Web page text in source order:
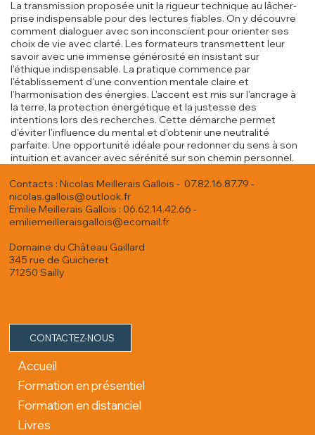
La transmission proposée unit la rigueur technique au lâcher-
prise indispensable pour des lectures fiables. On y découvre
comment dialoguer avec son inconscient pour orienter ses
choix de vie avec clarté. Les formateurs transmettent leur
savoir avec une immense générosité en insistant sur
l'éthique indispensable. La pratique commence par
l'établissement d'une convention mentale claire et
l'harmonisation des énergies. L'accent est mis sur l'ancrage à
la terre, la protection énergétique et la justesse des
intentions lors des recherches. Cette démarche permet
d'éviter l'influence du mental et d'obtenir une neutralité
parfaite. Une opportunité idéale pour redonner du sens à son
intuition et avancer avec sérénité sur son chemin personnel.
Contacts : Nicolas Meillerais Gallois - 07.82.16.87.79 -
nicolas.gallois@outlook.fr
Emilie Meillerais Gallois : 06.62.14.42.66 -
emiliemeilleraisgallois@ecomail.fr
Domaine du Château Gaillard
345 rue de Guicheret
71250 Sailly
CONTACTEZ-NOUS
Accueil
Formation en présentiel
Formation en distanciel
Livres